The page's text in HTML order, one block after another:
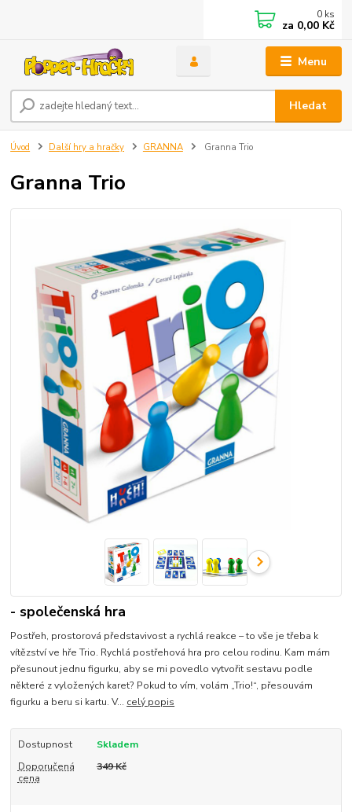
Menu
Hledat
0 ks
za 0,00 Kč
Úvod Další hry a hračky GRANNA Granna Trio
Granna Trio
- společenská hra
Postřeh, prostorová představivost a rychlá reakce – to vše je třeba k
vítězství ve hře Trio. Rychlá postřehová hra pro celou rodinu. Kam mám
přesunout jednu figurku, aby se mi povedlo vytvořit sestavu podle
některé z vyložených karet? Pokud to vím, volám „Trio!“, přesouvám
figurku a beru si kartu. V... celý popis
Dostupnost
Skladem
Doporučená
cena
349 Kč